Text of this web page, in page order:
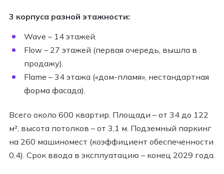
3 корпуса разной этажности:
Wave – 14 этажей.
Flow – 27 этажей (первая очередь, вышла в
продажу).
Flame – 34 этажа («дом-пламя», нестандартная
форма фасада).
Всего около 600 квартир. Площади – от 34 до 122
м², высота потолков – от 3,1 м. Подземный паркинг
на 260 машиномест (коэффициент обеспеченности
0,4). Срок ввода в эксплуатацию – конец 2029 года.